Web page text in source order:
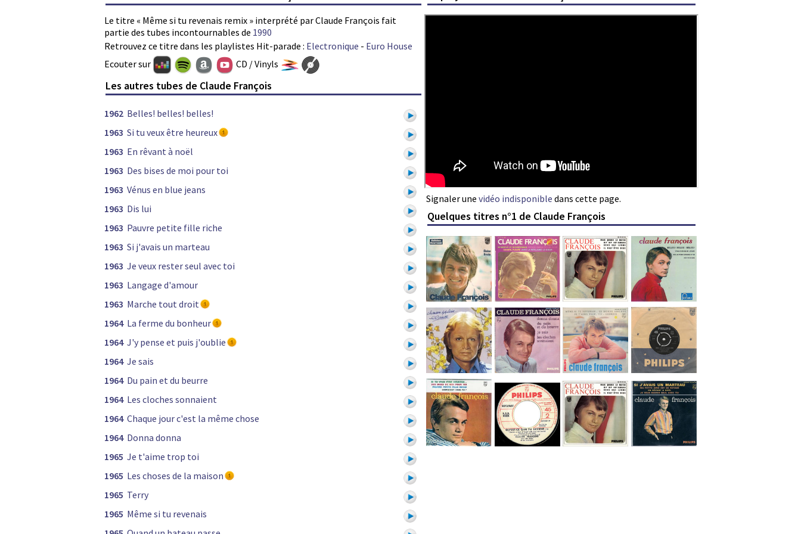
Le titre « Même si tu revenais remix » interprété par Claude François fait
partie des tubes incontournables de 1990
Retrouvez ce titre dans les playlistes Hit-parade : Electronique - Euro House
Signaler une vidéo indisponible dans cette page.
Ecouter sur CD / Vinyls
Les autres tubes de Claude François
1962 Belles! belles! belles!
1963 Si tu veux être heureux
1963 En rêvant à noël
1963 Des bises de moi pour toi
1963 Vénus en blue jeans
1963 Dis lui
1963 Pauvre petite fille riche
1963 Si j'avais un marteau
1963 Je veux rester seul avec toi
1963 Langage d'amour
1963 Marche tout droit
1964 La ferme du bonheur
1964 J'y pense et puis j'oublie
1964 Je sais
1964 Du pain et du beurre
1964 Les cloches sonnaient
1964 Chaque jour c'est la même chose
1964 Donna donna
1965 Je t'aime trop toi
1965 Les choses de la maison
1965 Terry
1965 Même si tu revenais
Quelques titres n°1 de Claude François